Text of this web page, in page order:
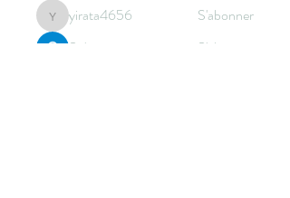
yirata4656
yirata4656
S'abonner
Sidraa
S'abonner